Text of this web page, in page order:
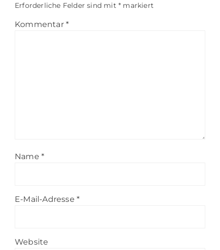
Erforderliche Felder sind mit * markiert
Kommentar *
Name *
E-Mail-Adresse *
Website